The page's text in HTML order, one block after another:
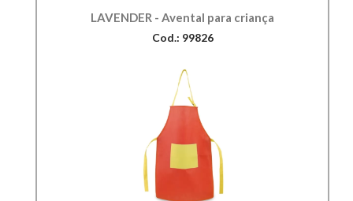
LAVENDER - Avental para criança
Cod.: 99826